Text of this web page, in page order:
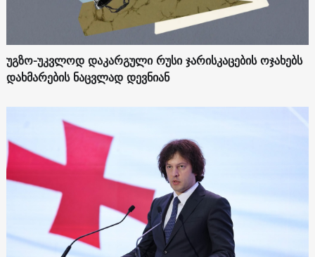
უგზო-უკვლოდ დაკარგული რუსი ჯარისკაცების ოჯახებს
დახმარების ნაცვლად დევნიან